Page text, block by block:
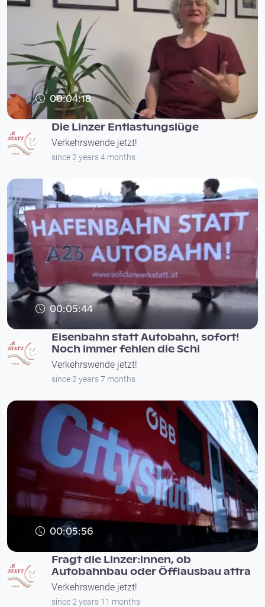
00:04:18
Die Linzer Entlastungslüge
Verkehrswende jetzt!
since 2 years 4 months
00:05:44
Eisenbahn statt Autobahn, sofort!
Noch immer fehlen die Schi
Verkehrswende jetzt!
since 2 years 7 months
00:05:56
Fragt die Linzer:innen, ob
Autobahnbau oder Öffiausbau attra
Verkehrswende jetzt!
since 2 years 11 months